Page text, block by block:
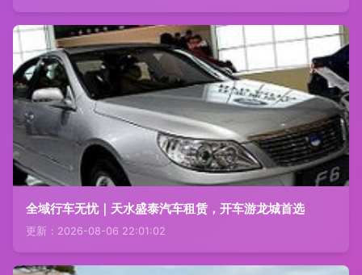
全域行车无忧｜天水盛泰汽车租赁，开车游龙城首选
更新：2026-08-06 22:01:02